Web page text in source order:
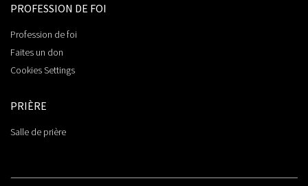
PROFESSION DE FOI
Profession de foi
Faites un don
Cookies Settings
PRIÈRE
Salle de prière